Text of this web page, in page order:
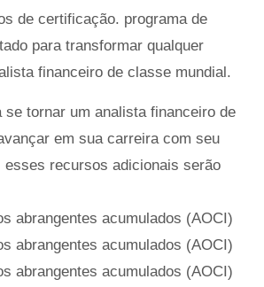
de certificação. programa de
para transformar qualquer
financeiro de classe mundial.
se tornar um analista financeiro de
em sua carreira com seu
esses recursos adicionais serão
abrangentes acumulados (AOCI)
abrangentes acumulados (AOCI)
abrangentes acumulados (AOCI)